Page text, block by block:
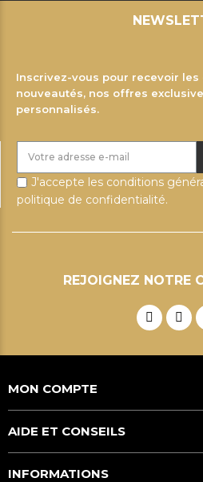
Inscrivez-vous pour recevoir les
nouveautés, nos offres
personnalisés.
J'accepte les conditions
politique de confidentialité.
REJOIGNEZ NOTRE
MON COMPTE
AIDE ET CONSEILS
INFORMATIONS